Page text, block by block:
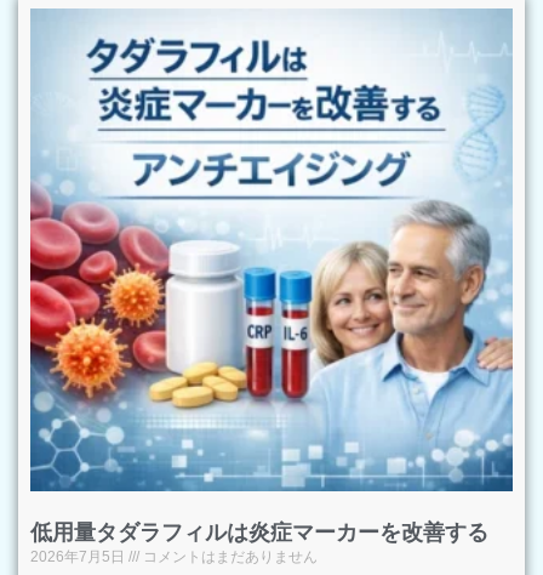
低用量タダラフィルは炎症マーカーを改善する
2026年7月5日 コメントはまだありません